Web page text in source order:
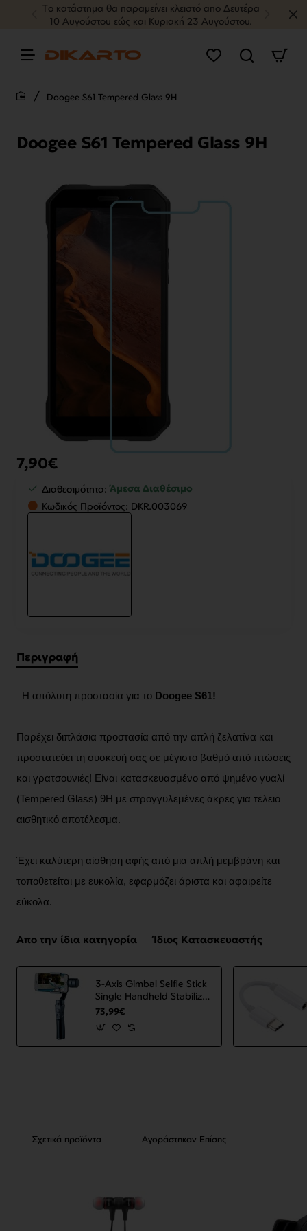
Tο κατάστημα θα παραμείνει κλειστό απο Δευτέρα
10 Αυγούστου εώς και Κυριακή 23 Αυγούστου.
Doogee S61 Tempered Glass 9H
Doogee S61 Tempered Glass 9H
7,90€
Διαθεσιμότητα: Άμεσα Διαθέσιμο
Κωδικός Προϊόντος: DKR.003069
Περιγραφή
Η απόλυτη προστασία για το Doogee S61!
Παρέχει διπλάσια προστασία από την απλή ζελατίνα και
προστατεύει τη συσκευή σας σε μέγιστο βαθμό από πτώσεις
και γρατσουνιές! Είναι κατασκευασμένο από ψημένο γυαλί
(Tempered Glass) 9H με στρογγυλεμένες άκρες για τέλειο
αισθητικό αποτέλεσμα.
Έχει καλύτερη αίσθηση αφής από μια απλή μεμβράνη και
τοποθετείται με ευκολία, εφαρμόζει άριστα και αφαιρείτε
εύκολα.
Απο την ίδια κατηγορία Ίδιος Κατασκευαστής
3-Axis Gimbal Selfie Stick
Single Handheld Stabilizer
for Phone Gimbal
ΟΕΜ
73,99€
Σχετικά προϊόντα Αγοράστηκαν Επίσης